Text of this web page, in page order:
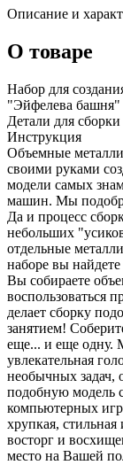
Описание и
О товаре
Набор для
"Эйфелева башня"
Детали для сборки
Инструкция
Объемные
своими руками
модели самых
машин. Мы
Да и процесс
небольших
отдельные
наборе вы
Вы собираете
воспользоваться
делает сборку
занятием!
еще... и еще одну.
увлекательная
необычных задач,
подобную модель
компьютерных
хрупкая,
восторг и
место на Вашей